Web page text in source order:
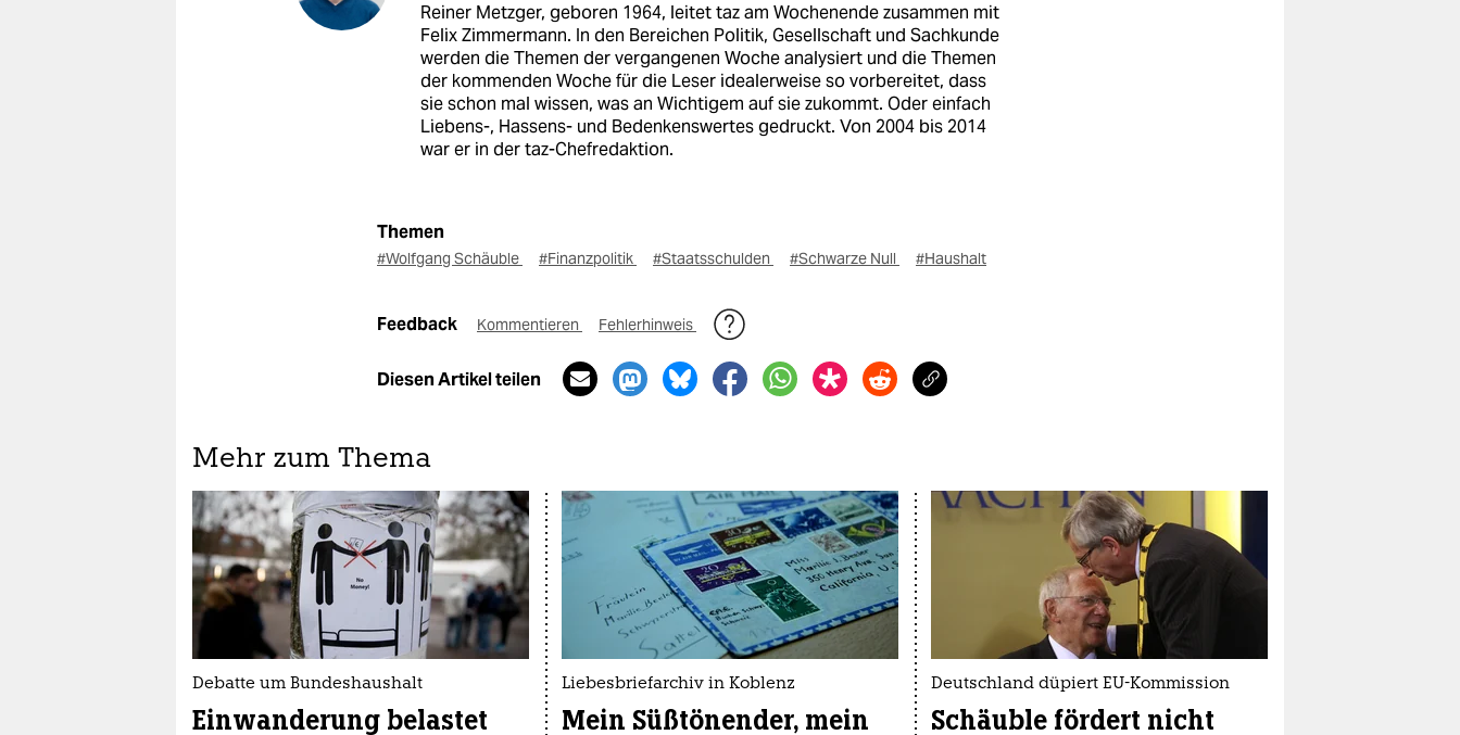
Reiner Metzger, geboren 1964, leitet taz am Wochenende zusammen mit
Felix Zimmermann. In den Bereichen Politik, Gesellschaft und Sachkunde
werden die Themen der vergangenen Woche analysiert und die Themen
der kommenden Woche für die Leser idealerweise so vorbereitet, dass
sie schon mal wissen, was an Wichtigem auf sie zukommt. Oder einfach
Liebens-, Hassens- und Bedenkenswertes gedruckt. Von 2004 bis 2014
war er in der taz-Chefredaktion.
Themen
#Wolfgang Schäuble #Finanzpolitik #Staatsschulden #Schwarze Null #Haushalt
Feedback Kommentieren Fehlerhinweis
Diesen Artikel teilen
Mehr zum Thema
Debatte um Bundeshaushalt
Einwanderung belastet
Liebesbriefarchiv in Koblenz
Mein Süßtönender, mein
Deutschland düpiert EU-Kommission
Schäuble fördert nicht